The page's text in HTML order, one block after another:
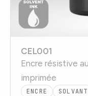
CEL001
Encre résistive
imprimée
ENCRE SOLVANT